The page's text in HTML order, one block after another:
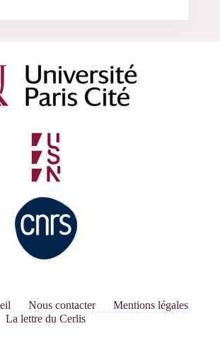
Nous contacter
Mentions légales
La lettre du Cerlis